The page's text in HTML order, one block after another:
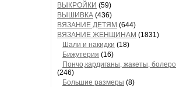
ВЫКРОЙКИ (59)
ВЫШИВКА (436)
ВЯЗАНИЕ ДЕТЯМ (644)
ВЯЗАНИЕ ЖЕНЩИНАМ (1831)
Шали и накидки (18)
Бижутерия (16)
Пончо,кардиганы, жакеты, болеро
(246)
Большие размеры (8)